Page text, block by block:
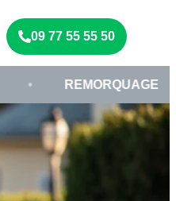
09 77 55 55 50
VHU ÎLE-DE-